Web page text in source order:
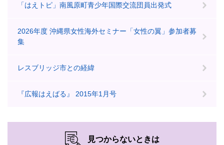
「はえトピ」南風原町青少年国際交流団員出発式
2026年度 沖縄県女性海外セミナー「女性の翼」参加者募
集
レスブリッジ市との経緯
『広報はえばる』 2015年1月号
見つからないときは